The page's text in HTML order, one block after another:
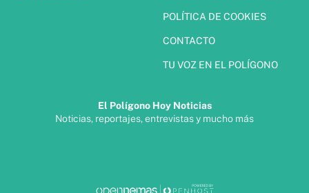
POLÍTICA DE COOKIES
CONTACTO
TU VOZ EN EL POLÍGONO
El Polígono Hoy Noticias
Noticias, reportajes, entrevistas y mucho más